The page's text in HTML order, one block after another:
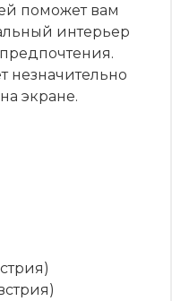
поможет вам
интерьер
незначительно
экране.